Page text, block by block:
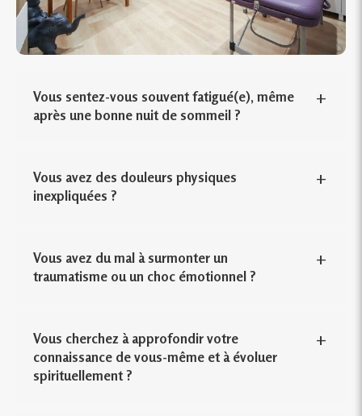
Vous sentez-vous souvent fatigué(e), même
après une bonne nuit de sommeil ?
Vous avez des douleurs physiques
inexpliquées ?
Vous avez du mal à surmonter un
traumatisme ou un choc émotionnel ?
Vous cherchez à approfondir votre
connaissance de vous-même et à évoluer
spirituellement ?